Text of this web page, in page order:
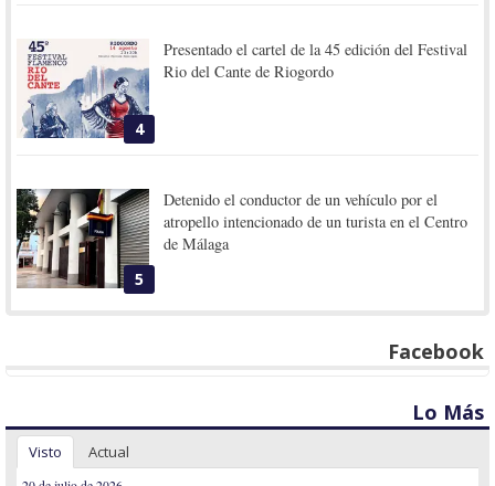
4
Presentado el cartel de la 45 edición del Festival
Rio del Cante de Riogordo
5
Detenido el conductor de un vehículo por el
atropello intencionado de un turista en el Centro
de Málaga
Facebook
Lo Más
Visto Actual